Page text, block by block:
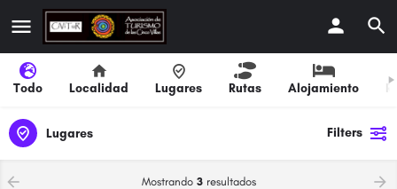
Todo Localidad Lugares Rutas Alojamiento
Lugares Filters
Mostrando 3resultados